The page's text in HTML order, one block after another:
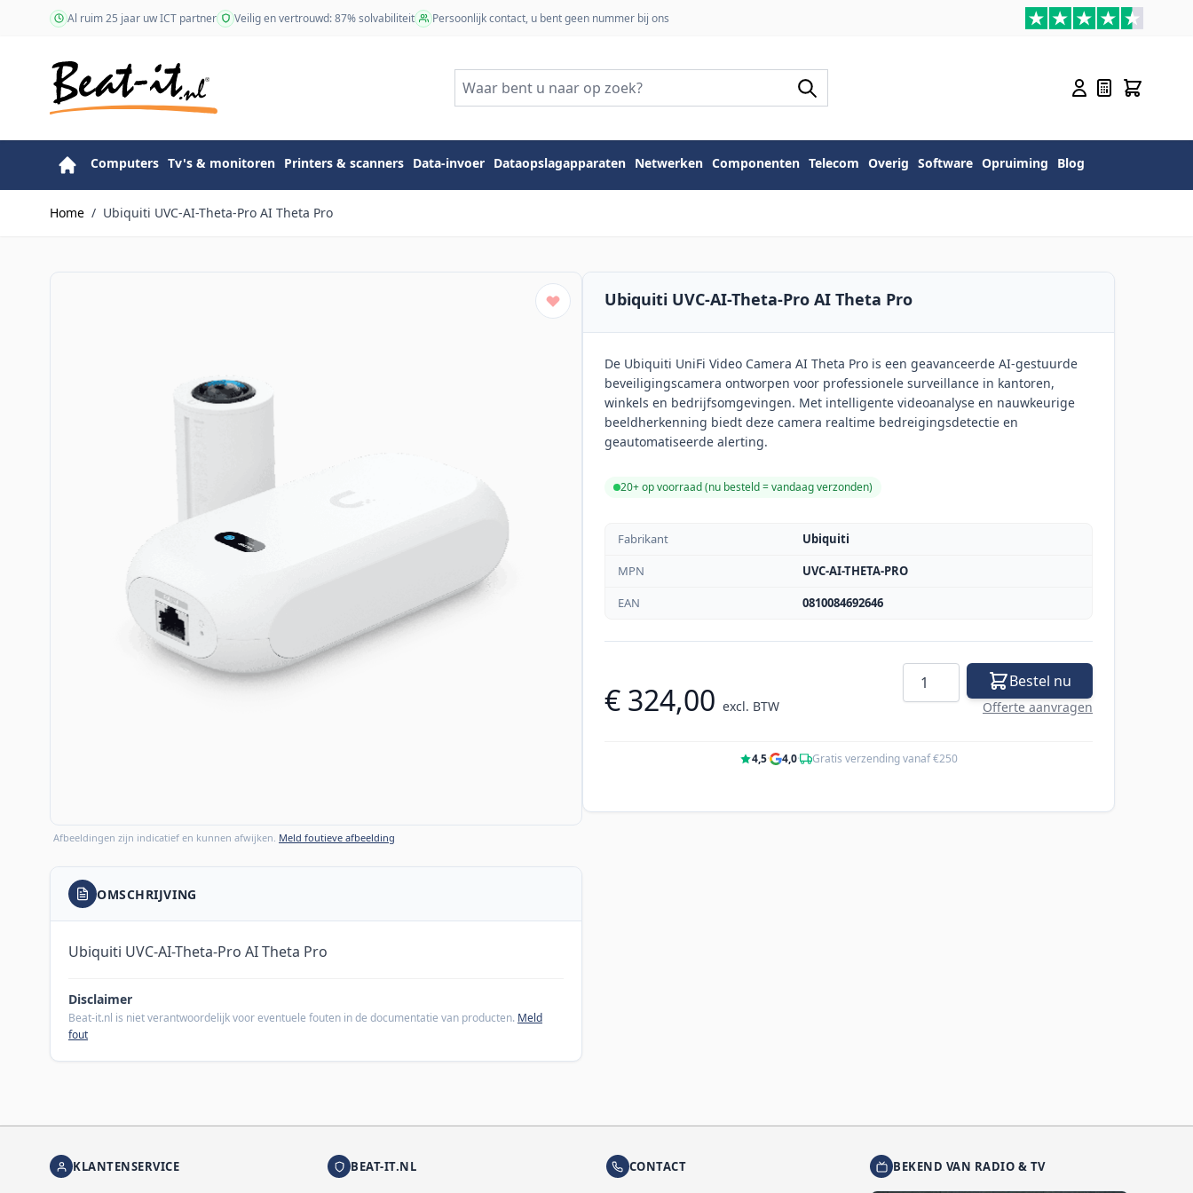
Ga naar de inhoudAl ruim 25 jaar uw ICT partner Veilig en vertrouwd: 87% solvabiliteit Persoonlijk contact, u bent geen nummer bij ons
Computers Tv's & monitoren Printers & scanners Data-invoer Dataopslagapparaten Netwerken Componenten Telecom Overig Software Opruiming Blog
Home / Ubiquiti UVC-AI-Theta-Pro AI Theta Pro
Afbeeldingen zijn indicatief en kunnen afwijken. Meld foutieve afbeelding
Ubiquiti UVC-AI-Theta-Pro AI Theta Pro
De Ubiquiti UniFi Video Camera AI Theta Pro is een geavanceerde AI-gestuurde
beveiligingscamera ontworpen voor professionele surveillance in kantoren,
winkels en bedrijfsomgevingen. Met intelligente videoanalyse en nauwkeurige
beeldherkenning biedt deze camera realtime bedreigingsdetectie en
geautomatiseerde alerting.
20+ op voorraad (nu besteld = vandaag verzonden)
Fabrikant
Ubiquiti
MPN
UVC-AI-THETA-PRO
EAN
0810084692646
€ 324,00 excl. BTW
Aantal Bestel nu
Offerte aanvragen
4,5· 4,0· Gratis verzending vanaf €250
OMSCHRIJVING
Ubiquiti UVC-AI-Theta-Pro AI Theta Pro
Disclaimer
Beat-it.nl is niet verantwoordelijk voor eventuele fouten in de documentatie van producten. Meld
fout
KLANTENSERVICE BEAT-IT.NL CONTACT BEKEND VAN RADIO & TV